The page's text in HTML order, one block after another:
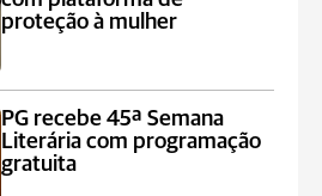
proteção à mulher
PG recebe 45ª Semana
Literária com programação
gratuita